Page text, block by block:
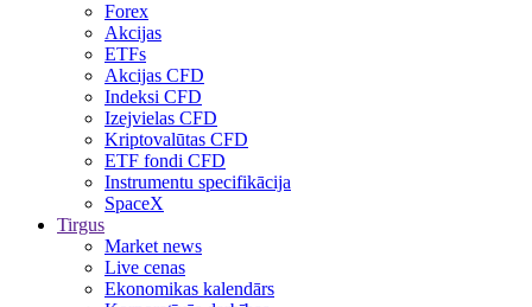
Forex
Akcijas
ETFs
Akcijas CFD
Indeksi CFD
Izejvielas CFD
Kriptovalūtas CFD
ETF fondi CFD
Instrumentu specifikācija
SpaceX
Tirgus
Market news
Live cenas
Ekonomikas kalendārs